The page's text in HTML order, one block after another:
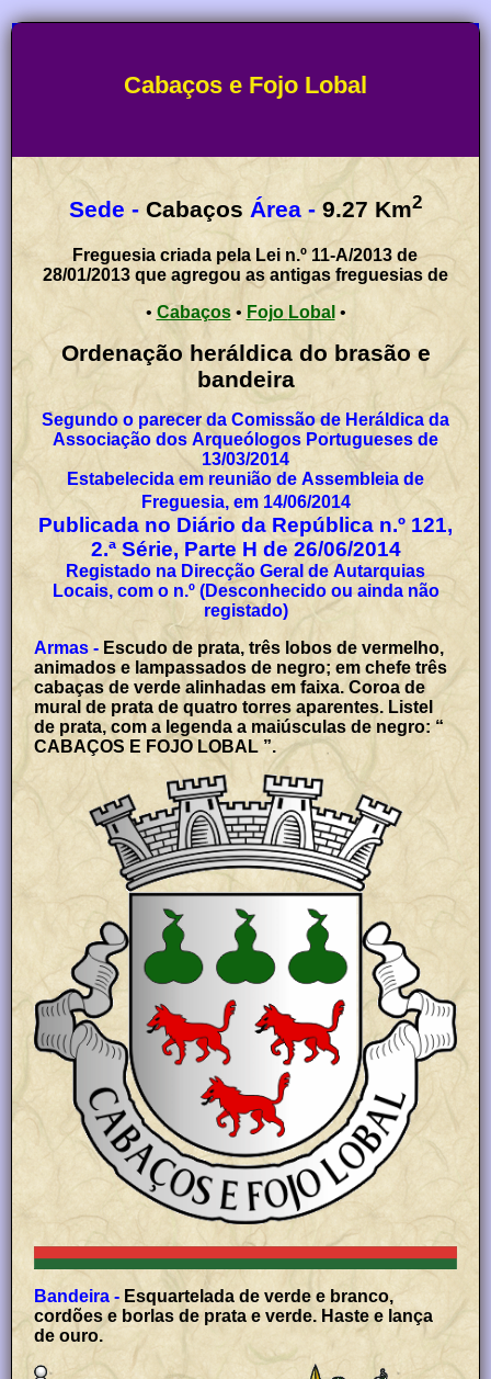
Cabaços e Fojo Lobal
Sede - Cabaços Área - 9.27 Km2
Freguesia criada pela Lei n.º 11-A/2013 de
28/01/2013 que agregou as antigas freguesias de
• Cabaços• Fojo Lobal •
Ordenação heráldica do brasão e
bandeira
Segundo o parecer da Comissão de Heráldica da
Associação dos Arqueólogos Portugueses de
13/03/2014
Estabelecida em reunião de Assembleia de
Freguesia, em 14/06/2014
Publicada no Diário da República n.º 121,
2.ª Série, Parte H de 26/06/2014
Registado na Direcção Geral de Autarquias
Locais, com o n.º (Desconhecido ou ainda não
registado)
Armas - Escudo de prata, três lobos de vermelho,
animados e lampassados de negro; em chefe três
cabaças de verde alinhadas em faixa. Coroa de
mural de prata de quatro torres aparentes. Listel
de prata, com a legenda a maiúsculas de negro: “
CABAÇOS E FOJO LOBAL ”.
Bandeira - Esquartelada de verde e branco,
cordões e borlas de prata e verde. Haste e lança
de ouro.